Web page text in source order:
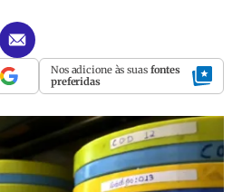
Nos adicione às suas fontes
preferidas